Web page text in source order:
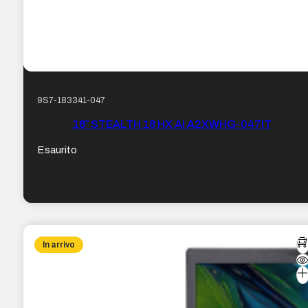
9S7-183341-047
18″ STEALTH 18 HX AI A2XWHG-047IT
Esaurito
In arrivo